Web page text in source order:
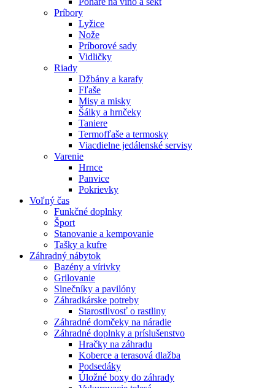
Príbory
Lyžice
Nože
Príborové sady
Vidličky
Riady
Džbány a karafy
Fľaše
Misy a misky
Šálky a hrnčeky
Taniere
Termofľaše a termosky
Viacdielne jedálenské servisy
Varenie
Hrnce
Panvice
Pokrievky
Voľný čas
Funkčné doplnky
Šport
Stanovanie a kempovanie
Tašky a kufre
Záhradný nábytok
Bazény a vírivky
Grilovanie
Slnečníky a pavilóny
Záhradkárske potreby
Starostlivosť o rastliny
Záhradné domčeky na náradie
Záhradné doplnky a príslušenstvo
Hračky na záhradu
Koberce a terasová dlažba
Podsedáky
Úložné boxy do záhrady